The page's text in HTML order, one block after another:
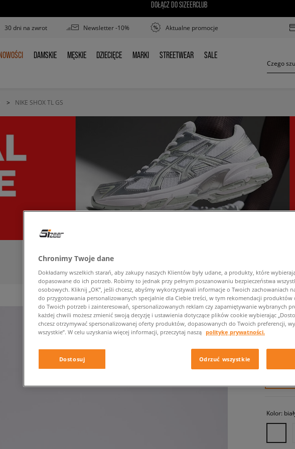
DOŁĄCZ DO SIZEERCLUB
30 dni na zwrot Newsletter -10% Aktualne promocje
NOWOŚCI DAMSKIE
DAMSKIE MĘSKIE
MĘSKIE DZIECIĘCE
DZIECIĘCE MARKI
MARKI STREETWEAR
STREETWEAR SALE
SALE
> NIKE SHOX TL GS
NIKE
Kolor:
Chronimy Twoje dane
Dokładamy wszelkich starań, aby zakupy naszych Klientów były udane, a produkty, które
dopasowane do ich potrzeb. Robimy to jednak przy pełnym poszanowaniu bezpieczeństwa
osobowych. Kliknij „OK”, jeśli chcesz, abyśmy wykorzystywali informacje o Twoich zachowaniach
do przygotowania personalizowanych specjalnie dla Ciebie treści, w tym rekomendacji produktów
do Twoich potrzeb i zainteresowań, spersonalizowanych reklam czy zapamiętywanie wybranych
każdej chwili możesz zmienić swoją decyzję i ustawienia dotyczące plików cookie wybierając
chcesz otrzymywać spersonalizowanej oferty produktów, dopasowanych do Twoich preferencji,
wszystkie”. W celu uzyskania więcej informacji, przeczytaj naszą politykę prywatności.
Dostosuj Odrzuć wszystkie